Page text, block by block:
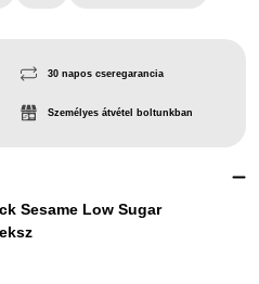
30 napos cseregarancia
Személyes átvétel boltunkban
Sesame Low Sugar